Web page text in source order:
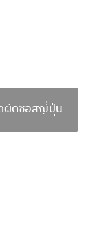
ผัดซอสญี่ปุ่น
นทะเลอบ